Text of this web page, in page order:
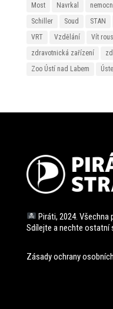
Most
Navrkal
Schiller
Soud STAN
VRT
Vzdělání Vít rous
zdravotnická zařízení
Zoo Ústí nad Labem
Piráti, 2024. Všechna
Sdílejte a nechte ostatní
Zásady ochrany